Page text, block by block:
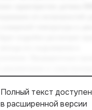
Полный текст доступен
в расширенной версии